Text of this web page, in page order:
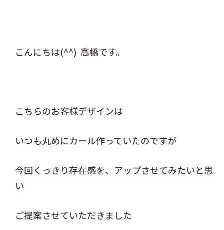
こんにちは(^^) 高橋です。
こちらのお客様デザインは
いつも丸めにカール作っていたのですが
今回くっきり存在感を、アップさせてみたいと思
い
ご提案させていただきました